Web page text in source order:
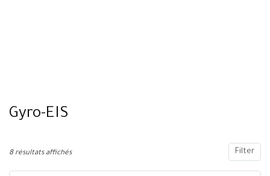
Gyro-EIS
Filter
8 résultats affichés